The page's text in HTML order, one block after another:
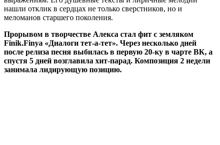
нашли отклик в сердцах не только сверстников, но и
меломанов старшего поколения.
Прорывом в творчестве Алекса стал фит с земляком
Finik.Finya «Диалоги тет-а-тет». Через несколько дней
после релиза песня выбилась в первую 20-ку в чарте ВК, а
спустя 5 дней возглавила хит-парад. Композиция 2 недели
занимала лидирующую позицию.